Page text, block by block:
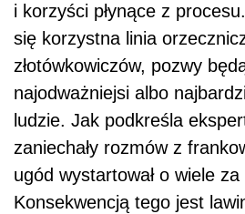
i korzyści płynące z
się korzystna linia
złotówkowiczów, pozwy
najodważniejsi albo
ludzie. Jak podkreśla
zaniechały rozmów z
ugód wystartował o wiele za
Konsekwencją tego jest